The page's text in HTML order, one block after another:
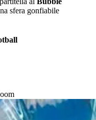
sfera gonfiabile